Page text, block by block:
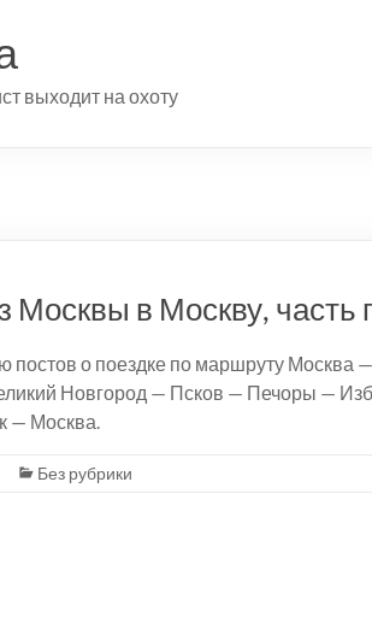
выходит на охоту
Москвы в Москву, часть
постов о поездке по маршруту
Новгород — Псков — Печоры —
— Москва.
Без рубрики